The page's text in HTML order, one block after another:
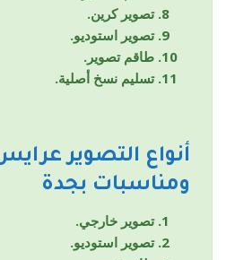
تصوير كرين.
تصوير استوديو.
طاقم تصوير.
تسليم نسخ أصلية.
أنواع التصوير عرايس
ومناسبات بجدة
تصوير خارجي.
تصوير استوديو.